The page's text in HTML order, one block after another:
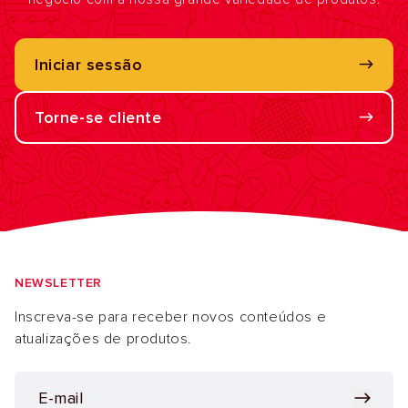
Iniciar sessão
Torne-se cliente
NEWSLETTER
Inscreva-se para receber novos conteúdos e
atualizações de produtos.